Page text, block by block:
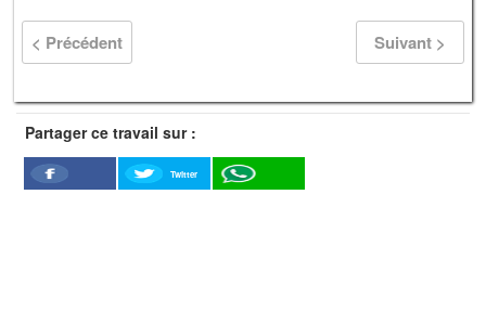
< Précédent Suivant >
Partager ce travail sur :
Facebook
Twitter